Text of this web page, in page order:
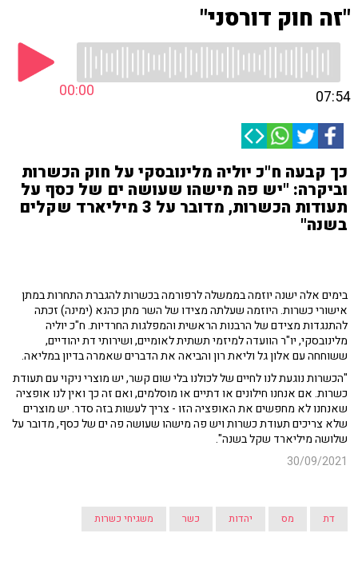
"זה חוק דורסני"
00:00 07:54
כך קבעה ח"כ יוליה מלינובסקי על חוק הכשרות
וביקרה: "יש פה מישהו שעושה ים של כסף על
תעודות הכשרות, מדובר על 3 מיליארד שקלים
בשנה"
בימים אלה ישנה יוזמה בממשלה לרפורמה בכשרות להגברת התחרות במתן
אישורי כשרות. היוזמה שעלתה מצידו של השר מתן כהנא (ימינה) זכתה
להתנגדות מצידם של הרבנות הראשית והמפלגות החרדיות. ח"כ יוליה
מלינובסקי, יו"ר הוועדה למיזמי תשתית לאומיים, ושירותי דת יהודיים,
ששוחחה עם אלון גל וליאת רון והביאה את הדברים שאמרה בדיון במליאה.
"הכשרות נוגעת לנו לחיים של לכולנו בלי שום קשר, יש מוצרי ניקוי עם תעודת
כשרות. אם אנחנו חילונים או דתיים או מוסלמים, ואם זה כך ואין לנו אופציה
שאנחנו לא מחפשים את האופציה הזו - צריך לעשות בזה סדר. יש מוצרים
שלא צריכים תעודת כשרות ויש פה מישהו שעושה פה ים של כסף, מדובר על
שלושה מיליארד שקל בשנה".
30/09/2021
דת מס יהדות כשר משגיחי כשרות